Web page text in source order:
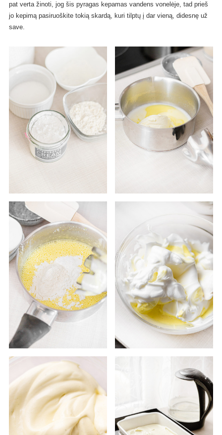
pat verta žinoti, jog šis pyragas kepamas vandens vonelėje, tad prieš
jo kepimą pasiruoškite tokią skardą, kuri tilptų į dar vieną, didesnę už
save.